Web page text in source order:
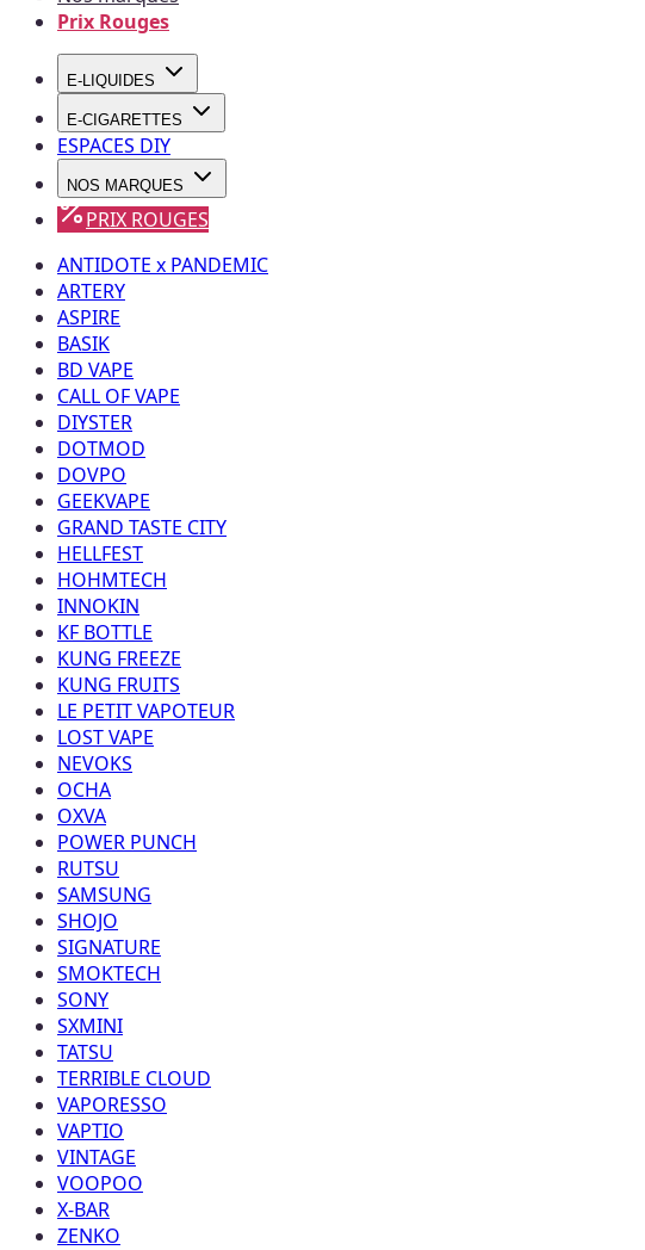
Prix Rouges
E-LIQUIDES
E-CIGARETTES
ESPACES DIY
NOS MARQUES
PRIX ROUGES
ANTIDOTE x PANDEMIC
ARTERY
ASPIRE
BASIK
BD VAPE
CALL OF VAPE
DIYSTER
DOTMOD
DOVPO
GEEKVAPE
GRAND TASTE CITY
HELLFEST
HOHMTECH
INNOKIN
KF BOTTLE
KUNG FREEZE
KUNG FRUITS
LE PETIT VAPOTEUR
LOST VAPE
NEVOKS
OCHA
OXVA
POWER PUNCH
RUTSU
SAMSUNG
SHOJO
SIGNATURE
SMOKTECH
SONY
SXMINI
TATSU
TERRIBLE CLOUD
VAPORESSO
VAPTIO
VINTAGE
VOOPOO
X-BAR
ZENKO